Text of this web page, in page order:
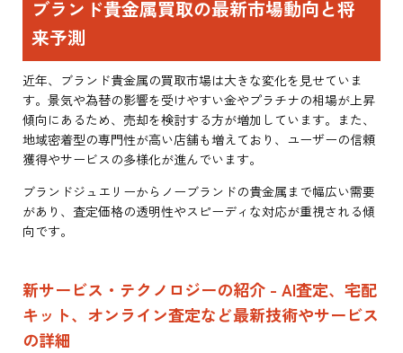
ブランド貴金属買取の最新市場動向と将
来予測
近年、ブランド貴金属の買取市場は大きな変化を見せていま
す。景気や為替の影響を受けやすい金やプラチナの相場が上昇
傾向にあるため、売却を検討する方が増加しています。また、
地域密着型の専門性が高い店舗も増えており、ユーザーの信頼
獲得やサービスの多様化が進んでいます。
ブランドジュエリーからノーブランドの貴金属まで幅広い需要
があり、査定価格の透明性やスピーディな対応が重視される傾
向です。
新サービス・テクノロジーの紹介 - AI査定、宅配
キット、オンライン査定など最新技術やサービス
の詳細